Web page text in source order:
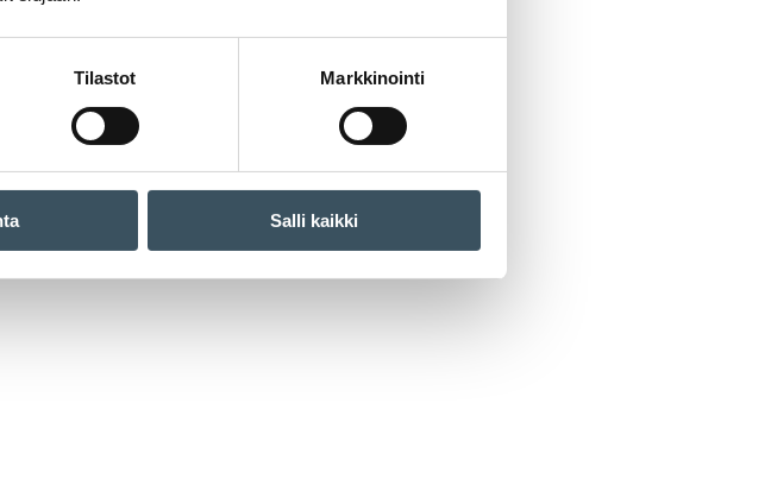
Tilastot Markkinointi
Salli kaikki